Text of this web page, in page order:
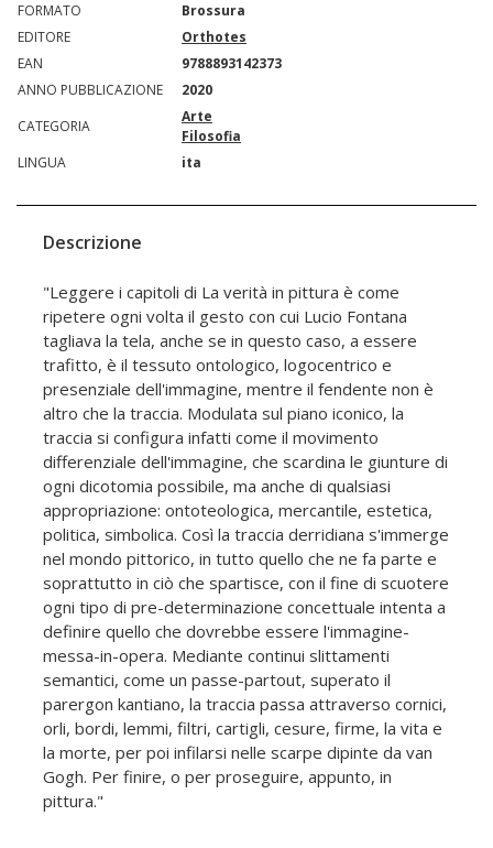
FORMATO
Brossura
EDITORE
Orthotes
EAN
9788893142373
ANNO PUBBLICAZIONE
2020
CATEGORIA
Arte
Filosofia
LINGUA
ita
Descrizione
"Leggere i capitoli di La verità in pittura è come
ripetere ogni volta il gesto con cui Lucio Fontana
tagliava la tela, anche se in questo caso, a essere
trafitto, è il tessuto ontologico, logocentrico e
presenziale dell'immagine, mentre il fendente non è
altro che la traccia. Modulata sul piano iconico, la
traccia si configura infatti come il movimento
differenziale dell'immagine, che scardina le giunture di
ogni dicotomia possibile, ma anche di qualsiasi
appropriazione: ontoteologica, mercantile, estetica,
politica, simbolica. Così la traccia derridiana s'immerge
nel mondo pittorico, in tutto quello che ne fa parte e
soprattutto in ciò che spartisce, con il fine di scuotere
ogni tipo di pre-determinazione concettuale intenta a
definire quello che dovrebbe essere l'immagine-
messa-in-opera. Mediante continui slittamenti
semantici, come un passe-partout, superato il
parergon kantiano, la traccia passa attraverso cornici,
orli, bordi, lemmi, filtri, cartigli, cesure, firme, la vita e
la morte, per poi infilarsi nelle scarpe dipinte da van
Gogh. Per finire, o per proseguire, appunto, in
pittura."